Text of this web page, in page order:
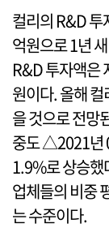
컬리의 R&D
억원으로 1년
R&D 투자액은
원이다. 올해
을 것으로 전망
중도 △2021
1.9%로 상승했
업체들의 비중
는 수준이다.